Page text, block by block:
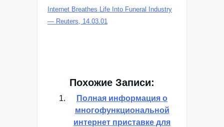
Internet Breathes Life Into Funeral Industry
— Reuters, 14.03.01
Похожие Записи:
Полная информация о
многофункциональной
интернет приставке для